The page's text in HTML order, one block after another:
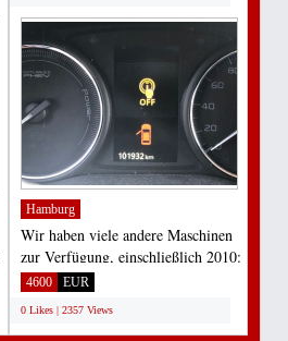
Hamburg
Wir haben viele andere Maschinen
zur Verfügung, einschließlich 2010:
101.932 km Energie...
4600 EUR
0 Likes | 2357 Views